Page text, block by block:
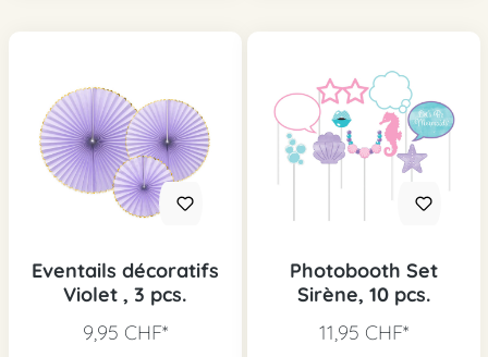
Eventails décoratifs
Violet , 3 pcs.
9,95 CHF*
Photobooth Set
Sirène, 10 pcs.
11,95 CHF*